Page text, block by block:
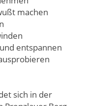
machen
entspannen
sich in der